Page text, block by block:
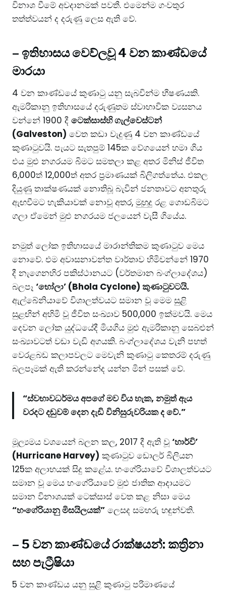
විනාශ වීමේ අවදානමක් පවතී. එමෙන්ම ගංවතුර
තත්ත්වයන් ද දරුණු ලෙස ඇති වේ.
– ඉතිහාසය වෙව්ලවූ 4 වන කාණ්ඩයේ
මාරයා
4 වන කාණ්ඩයේ කුණාටු යනු සැබවින්ම භීෂණයකි.
ඇමරිකානු ඉතිහාසයේ දරුණුතම ස්වාභාවික ව්‍යසනය
වන්නේ 1900 දී ටෙක්සාස්හි ගැල්වෙස්ටන්
(Galveston) වෙත කඩා වැදුණු 4 වන කාණ්ඩයේ
කුණාටුවයි. පැයට සැතපුම් 145ක වේගයෙන් හමා ගිය
එය මුළු නගරයම බිමට සමතලා කළ අතර මිනිස් ජීවිත
6,000ත් 12,000ත් අතර ප්‍රමාණයක් බිලිගත්තේය. එකල
දියුණු තාක්ෂණයක් නොතිබූ බැවින් ජනතාවට අනතුරු
ඇඟවීමට හැකියාවක් නොවූ අතර, මුහුදු රළ ගොඩබිමට
ගලා ඒමෙන් මුළු නගරයම ජලයෙන් වැසී ගියේය.
නමුත් ලෝක ඉතිහාසයේ මාරාන්තිකම කුණාටුව මෙය
නොවේ. එම අවාසනාවන්ත වාර්තාව හිමිවන්නේ 1970
දී නැගෙනහිර පකිස්ථානයට (වර්තමාන බංග්ලාදේශය)
බලපෑ ‘භෝලා’ (Bhola Cyclone) කුණාටුවටයි.
ඇල්බේනියාවේ විශාලත්වයට සමාන වූ මෙම සුළි
සුළඟින් අහිමි වූ ජීවිත සංඛ්‍යාව 500,000 ඉක්මවයි. මෙය
දෙවන ලෝක යුද්ධයේදී මියගිය මුළු ඇමරිකානු සෙබළුන්
සංඛ්‍යාවටත් වඩා වැඩි අගයකි. බංග්ලාදේශය වැනි පහත්
වෙරළබඩ කලාපවලට මෙවැනි කුණාටු කෙතරම් දරුණු
බලපෑමක් ඇති කරන්නේද යන්න මින් පසක් වේ.
“ස්වභාවධර්මය අපගේ මව විය හැක, නමුත් ඇය
වරදට දඬුවම් දෙන දැඩි විනිසුරුවරියක ද වේ.”
මූල්‍යමය වශයෙන් බලන කල, 2017 දී ඇති වූ ‘හාර්වි’
(Hurricane Harvey) කුණාටුව ඩොලර් බිලියන
125ක අලාභයක් සිදු කළේය. හංගේරියාවේ විශාලත්වයට
සමාන වූ මෙය හංගේරියාවේ මුළු ජාතික ආදායමට
සමාන විනාශයක් ටෙක්සාස් වෙත කළ නිසා මෙය
“හංගේරියානු මිසයිලයක්” ලෙසද සමහරු හඳුන්වති.
– 5 වන කාණ්ඩයේ රාක්ෂයන්: කත්‍රිනා
සහ පැට්‍රීෂියා
5 වන කාණ්ඩය යනු සුළි කුණාටු පරිමාණයේ